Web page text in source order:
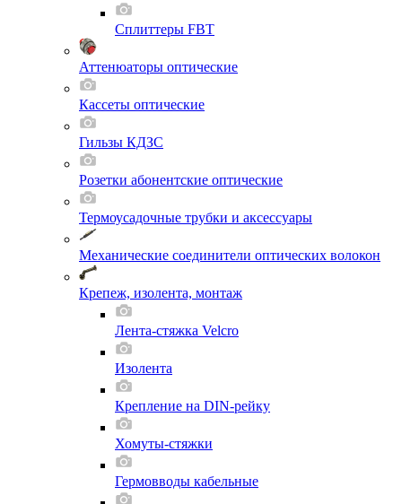
Сплиттеры FBT
Аттенюаторы оптические
Кассеты оптические
Гильзы КДЗС
Розетки абонентские оптические
Термоусадочные трубки и аксессуары
Механические соединители оптических волокон
Крепеж, изолента, монтаж
Лента-стяжка Velcro
Изолента
Крепление на DIN-рейку
Хомуты-стяжки
Гермовводы кабельные